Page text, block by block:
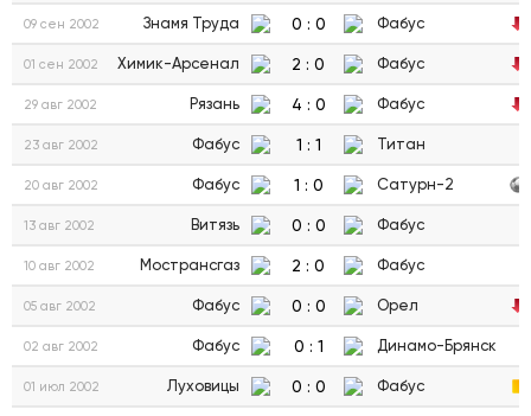
09 сен 2002 Знамя Труда 0 : 0 Фабус
01 сен 2002 Химик-Арсенал 2 : 0 Фабус
29 авг 2002 Рязань 4 : 0 Фабус
23 авг 2002 Фабус 1 : 1 Титан
20 авг 2002 Фабус 1 : 0 Сатурн-2
13 авг 2002 Витязь 0 : 0 Фабус
10 авг 2002 Мострансгаз 2 : 0 Фабус
05 авг 2002 Фабус 0 : 0 Орел
02 авг 2002 Фабус 0 : 1 Динамо-Брянск
01 июл 2002 Луховицы 0 : 0 Фабус